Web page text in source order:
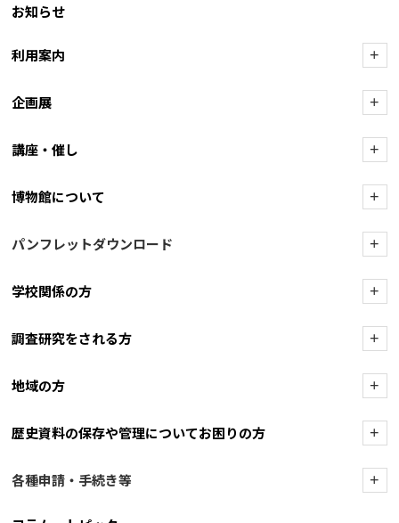
お知らせ
利用案内 +
企画展 +
講座・催し +
博物館について +
パンフレットダウンロード +
学校関係の方 +
調査研究をされる方 +
地域の方 +
歴史資料の保存や管理についてお困りの方 +
各種申請・手続き等 +